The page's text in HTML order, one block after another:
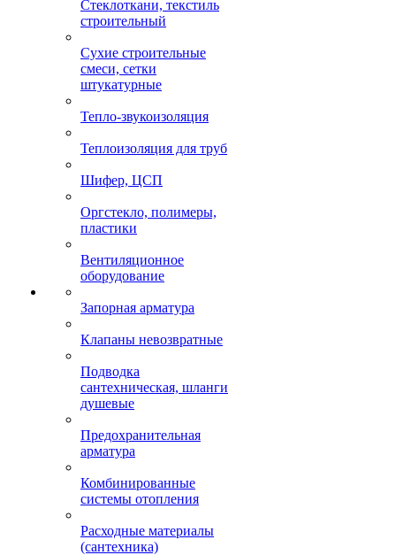
Стеклоткани, текстиль
строительный
Сухие строительные
смеси, сетки
штукатурные
Тепло-звукоизоляция
Теплоизоляция для труб
Шифер, ЦСП
Оргстекло, полимеры,
пластики
Вентиляционное
оборудование
Запорная арматура
Клапаны невозвратные
Подводка
сантехническая, шланги
душевые
Предохранительная
арматура
Комбинированные
системы отопления
Расходные материалы
(сантехника)